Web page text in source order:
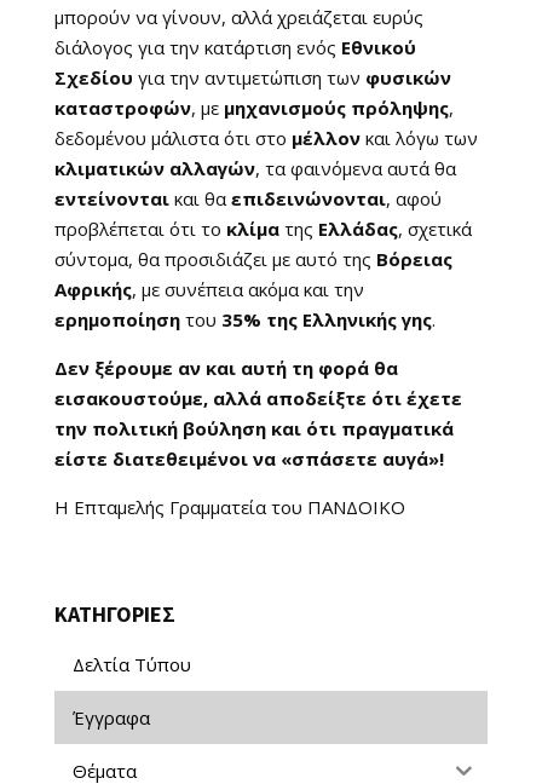
μπορούν να γίνουν, αλλά χρειάζεται ευρύς
διάλογος για την κατάρτιση ενός Εθνικού
Σχεδίου για την αντιμετώπιση των φυσικών
καταστροφών, με μηχανισμούς πρόληψης,
δεδομένου μάλιστα ότι στο μέλλονκαι λόγω των
κλιματικών αλλαγών, τα φαινόμενα αυτά θα
εντείνονταικαι θα επιδεινώνονται, αφού
προβλέπεται ότι το κλίματης Ελλάδας, σχετικά
σύντομα, θα προσιδιάζει με αυτό της Βόρειας
Αφρικής, με συνέπεια ακόμα και την
ερημοποίησητου 35% της Ελληνικής γης.
Δεν ξέρουμε αν και αυτή τη φορά θα
εισακουστούμε, αλλά αποδείξτε ότι έχετε
την πολιτική βούληση και ότι πραγματικά
είστε διατεθειμένοι να «σπάσετε αυγά»!
Η Επταμελής Γραμματεία του ΠΑΝΔΟΙΚΟ
ΚΑΤΗΓΟΡΙΕΣ
Δελτία Τύπου
Έγγραφα
Θέματα